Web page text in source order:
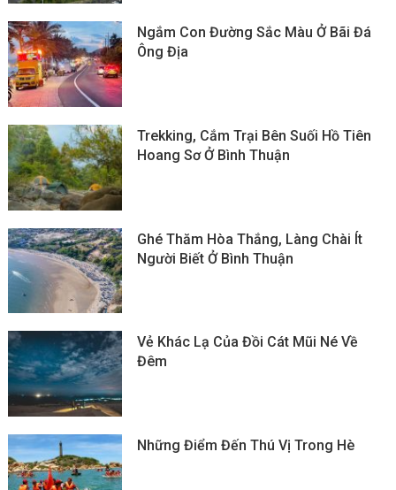
Ngắm Con Đường Sắc Màu Ở Bãi Đá
Ông Địa
Trekking, Cắm Trại Bên Suối Hồ Tiên
Hoang Sơ Ở Bình Thuận
Ghé Thăm Hòa Thắng, Làng Chài Ít
Người Biết Ở Bình Thuận
Vẻ Khác Lạ Của Đồi Cát Mũi Né Về
Đêm
Những Điểm Đến Thú Vị Trong Hè